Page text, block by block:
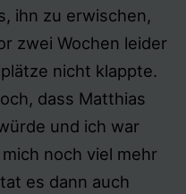
ihn zu erwischen,
zwei Wochen leider
nicht klappte.
dass Matthias
und ich war
noch viel mehr
es dann auch